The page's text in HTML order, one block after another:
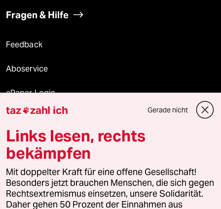
Fragen & Hilfe
Feedback
Aboservice
ePaper Login
Downloads für Abonnierende
© 2026 taz Verlags und Vertriebs GmbH
Alle Rechte vorbehalten. Bei rechtlichen Fragen oder für Genehmigungen
wenden Sie sich bitte an lizenzen@taz.de
taz zahl ich Gerade nicht
Links lesen, rechts
bekämpfen
Mit doppelter Kraft für eine offene Gesellschaft!
Besonders jetzt brauchen Menschen, die sich gegen
Rechtsextremismus einsetzen, unsere Solidarität.
Daher gehen 50 Prozent der Einnahmen aus